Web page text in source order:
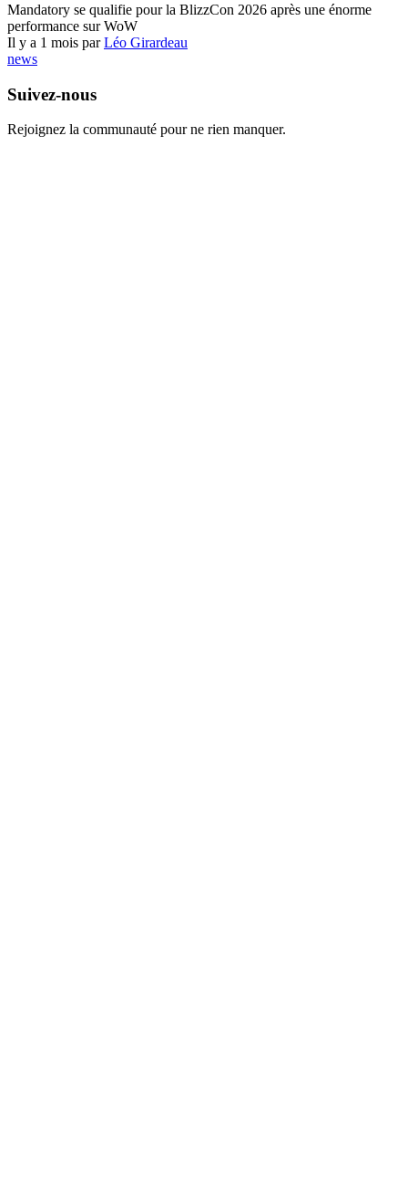
Mandatory se qualifie pour la BlizzCon 2026 après une énorme
performance sur WoW
Il y a 1 mois parLéo Girardeau
news
Suivez-nous
Rejoignez la communauté pour ne rien manquer.